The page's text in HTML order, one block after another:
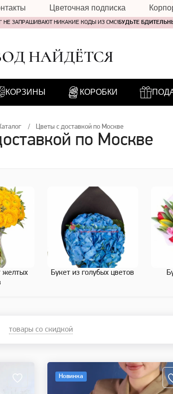
Цветочная подписка
НЕ ЗАПРАШИВАЮТ НИКАКИЕ КОДЫ ИЗ СМС! БУДЬТЕ
НАЙДЁТСЯ
КОРЗИНЫ КОРОБКИ
Цветы с доставкой по Москве
по Москве
желтых
Букет из голубых цветов
товары со скидкой
Новинка